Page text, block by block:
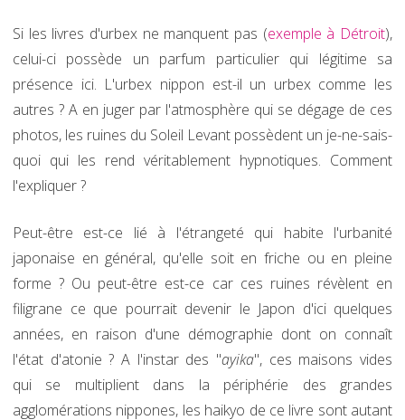
Si les livres d'urbex ne manquent pas (exemple à Détroit),
celui-ci possède un parfum particulier qui légitime sa
présence ici. L'urbex nippon est-il un urbex comme les
autres ? A en juger par l'atmosphère qui se dégage de ces
photos, les ruines du Soleil Levant possèdent un je-ne-sais-
quoi qui les rend véritablement hypnotiques. Comment
l'expliquer ?
Peut-être est-ce lié à l'étrangeté qui habite l'urbanité
japonaise en général, qu'elle soit en friche ou en pleine
forme ? Ou peut-être est-ce car ces ruines révèlent en
filigrane ce que pourrait devenir le Japon d'ici quelques
années, en raison d'une démographie dont on connaît
l'état d'atonie ? A l'instar des "ayika", ces maisons vides
qui se multiplient dans la périphérie des grandes
agglomérations nippones, les haikyo de ce livre sont autant